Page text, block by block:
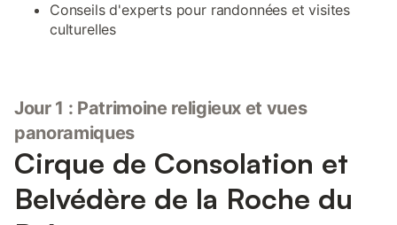
Conseils d'experts pour randonnées et visites
culturelles
Jour 1 : Patrimoine religieux et vues
panoramiques
Cirque de Consolation et
Belvédère de la Roche du